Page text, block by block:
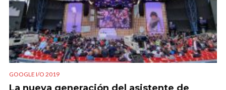
GOOGLE I/O 2019